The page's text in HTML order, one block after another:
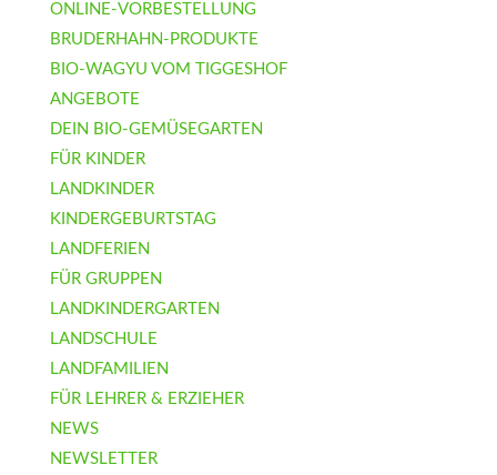
ONLINE-VORBESTELLUNG
BRUDERHAHN-PRODUKTE
BIO-WAGYU VOM TIGGESHOF
ANGEBOTE
DEIN BIO-GEMÜSEGARTEN
FÜR KINDER
LANDKINDER
KINDERGEBURTSTAG
LANDFERIEN
FÜR GRUPPEN
LANDKINDERGARTEN
LANDSCHULE
LANDFAMILIEN
FÜR LEHRER & ERZIEHER
NEWS
NEWSLETTER